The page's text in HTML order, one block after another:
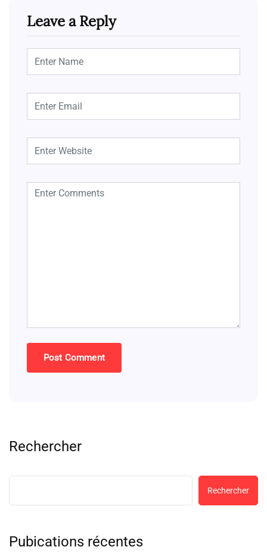
Leave a Reply
Rechercher
Rechercher
Pubications récentes